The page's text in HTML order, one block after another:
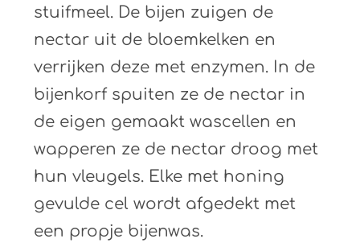
stuifmeel. De bijen zuigen de
nectar uit de bloemkelken en
verrijken deze met enzymen. In de
bijenkorf spuiten ze de nectar in
de eigen gemaakt wascellen en
wapperen ze de nectar droog met
hun vleugels. Elke met honing
gevulde cel wordt afgedekt met
een propje bijenwas.